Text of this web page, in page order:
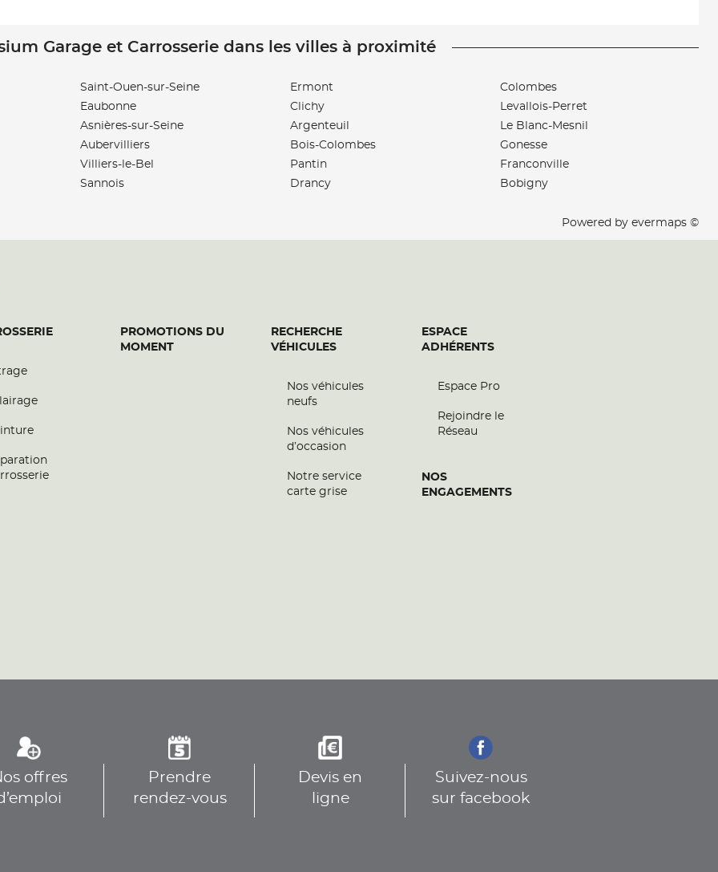
Garage et Carrosserie dans les villes à proximité
Saint-Ouen-sur-Seine
Eaubonne
Asnières-sur-Seine
Aubervilliers
Villiers-le-Bel
Sannois
Ermont
Clichy
Argenteuil
Bois-Colombes
Pantin
Drancy
Colombes
Levallois-Perret
Le Blanc-Mesnil
Gonesse
Franconville
Bobigny
Powered by evermaps ©
PROMOTIONS DU
MOMENT
RECHERCHE
VÉHICULES
Nos véhicules
neufs
Nos véhicules
d’occasion
Notre service
carte grise
ESPACE
ADHÉRENTS
Espace Pro
Rejoindre le
Réseau
NOS
ENGAGEMENTS
offres
Prendre
rendez-vous
Devis en
ligne
Suivez-nous
sur facebook